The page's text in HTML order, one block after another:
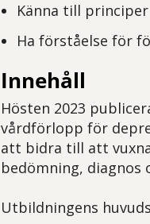
Känna till
Ha förståelse för
Innehåll
Hösten 2023
vårdförlopp för
att bidra till att
bedömning, diagnos
Utbildningens